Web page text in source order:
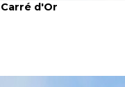
d'Or